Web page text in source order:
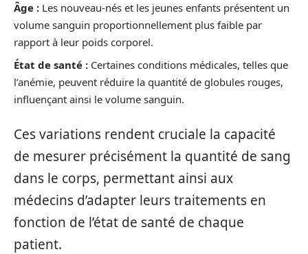
Âge : Les nouveau-nés et les jeunes enfants présentent un
volume sanguin proportionnellement plus faible par
rapport à leur poids corporel.
État de santé : Certaines conditions médicales, telles que
l’anémie, peuvent réduire la quantité de globules rouges,
influençant ainsi le volume sanguin.
Ces variations rendent cruciale la capacité
de mesurer précisément la quantité de sang
dans le corps, permettant ainsi aux
médecins d’adapter leurs traitements en
fonction de l’état de santé de chaque
patient.